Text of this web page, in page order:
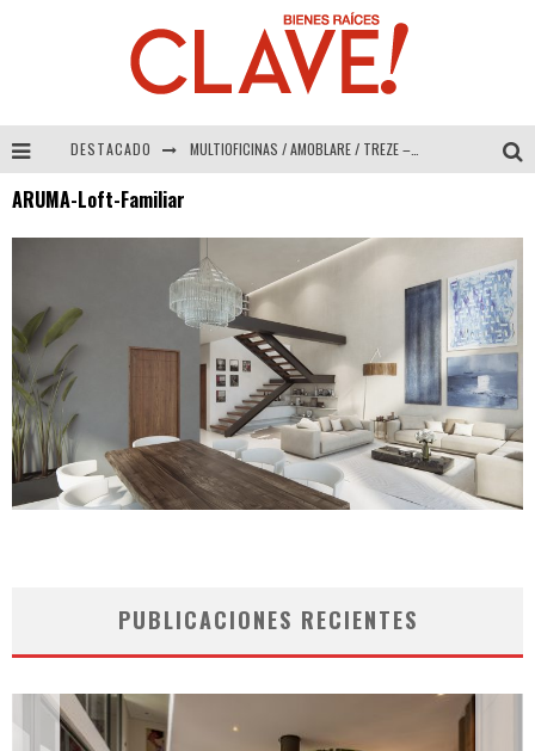
DESTACADO MULTIOFICINAS / AMOBLARE / TREZE – Especial Interiorismo & Decoración 2026
COLINEAL – Especial Interiorismo & Decoración 2026
ADRIANA HOYOS DESIGN STUDIO – Especial Interiorismo & Decoración 2026
ARUMA-Loft-Familiar
PUBLICACIONES RECIENTES